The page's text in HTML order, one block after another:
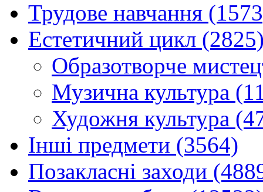
Трудове навчання
Естетичний цикл
Образотворче
Музична культура
Художня культура
Інші предмети (3564)
Позакласні заходи